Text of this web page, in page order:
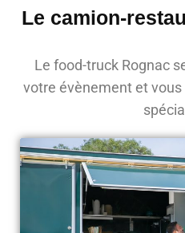
Le camion-
Le food-truck Rognac
votre évènement et